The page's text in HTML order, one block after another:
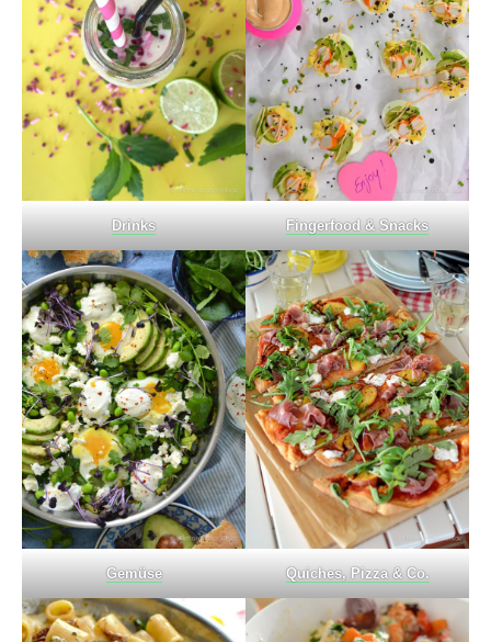
Drinks Fingerfood & Snacks
Gemüse Quiches, Pizza & Co.